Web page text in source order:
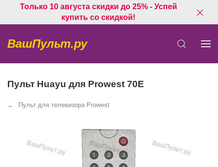
Только 10 августа скидки до 25% - Успей
купить со скидкой!
ВашПульт.ру
Пульт Huayu для Prowest 70E
Пульт для телевизора Prowest